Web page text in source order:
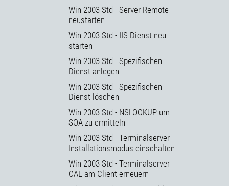
Win 2003 Std - Server Remote
neustarten
Win 2003 Std - IIS Dienst neu
starten
Win 2003 Std - Spezifischen
Dienst anlegen
Win 2003 Std - Spezifischen
Dienst löschen
Win 2003 Std - NSLOOKUP um
SOA zu ermitteln
Win 2003 Std - Terminalserver
Installationsmodus einschalten
Win 2003 Std - Terminalserver
CAL am Client erneuern